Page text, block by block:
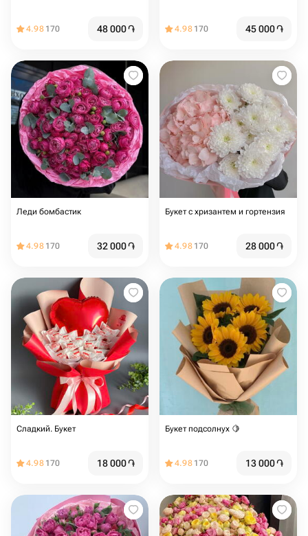
4.98 170 48 000֏ 4.98 170 45 000֏
Леди бомбастик
4.98 170 32 000֏
Букет с хризантем и гортензия
4.98 170 28 000֏
Сладкий. Букет
4.98 170 18 000֏
Букет подсолнух 🍋
4.98 170 13 000֏